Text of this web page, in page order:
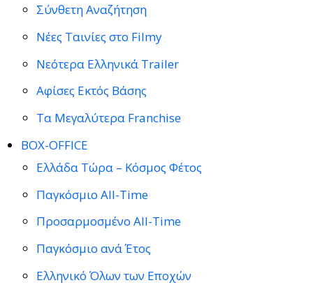
Σύνθετη Αναζήτηση
Νέες Ταινίες στο Filmy
Νεότερα Ελληνικά Trailer
Αφίσες Εκτός Βάσης
Τα Μεγαλύτερα Franchise
BOX-OFFICE
Ελλάδα Τώρα – Κόσμος Φέτος
Παγκόσμιο All-Time
Προσαρμοσμένο All-Time
Παγκόσμιο ανά Έτος
Ελληνικό Όλων των Εποχών